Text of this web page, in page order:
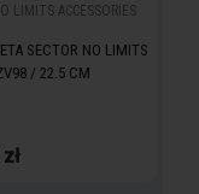
LIMITS ACCESSORIES
SECTOR NO LIMITS
/ 22.5 CM